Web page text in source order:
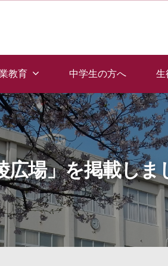
教育 中学生の方へ 生
広場」を掲載しま